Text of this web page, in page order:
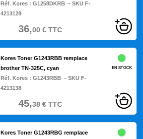
Réf. Kores : G1258DKRB – SKU F-
4213128
36,00€TTC
Kores Toner G1243RBB remplace
brother TN-325C, cyan
Réf. Kores : G1243RBB – SKU F-
4213138
EN STOCK
45,38€TTC
Kores Toner G1243RBG remplace